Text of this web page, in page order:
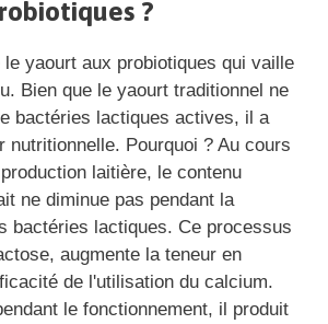
?
yaourt aux probiotiques qui vaille
Bien que le yaourt traditionnel ne
bactéries lactiques actives, il a
nutritionnelle. Pourquoi ? Au cours
laitière, le contenu
ne diminue pas pendant la
bactéries lactiques. Ce processus
augmente la teneur en
de l'utilisation du calcium.
le fonctionnement, il produit